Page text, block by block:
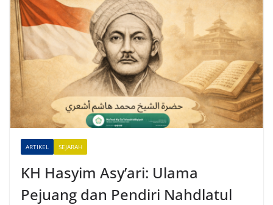
t
v
ARTIKEL SEJARAH
KH Hasyim Asy’ari: Ulama
Pejuang dan Pendiri Nahdlatul